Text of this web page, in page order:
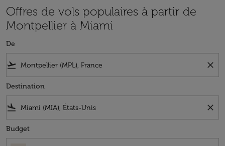
Offres de vols populaires à partir de
Montpellier à Miami
De
flight_takeoff close
Destination
flight_land close
Budget